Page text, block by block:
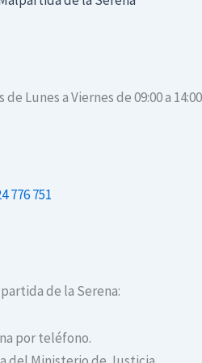
Lunes a Viernes de 09:00 a
776 751
de la Serena:
por teléfono.